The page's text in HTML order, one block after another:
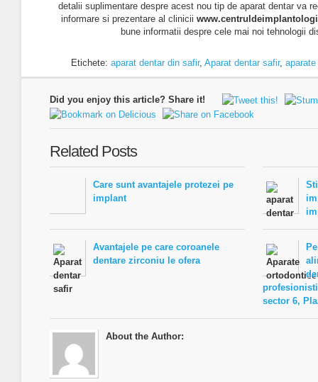
detalii suplimentare despre acest nou tip de aparat dentar va
informare si prezentare al clinicii
bune informatii despre cele mai noi tehnologii
Etichete: aparat dentar din safir, Aparat dentar safir,
Did you enjoy this article? Share it!
Related Posts
Care sunt avantajele protezei pe
implant
Avantajele pe care coroanele
dentare zirconiu le ofera
sector 6,
About the Author: